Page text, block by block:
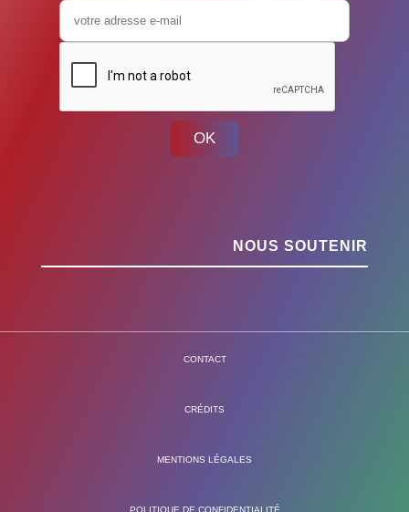
OK
NOUS SOUTENIR
CONTACT
CRÉDITS
MENTIONS LÉGALES
POLITIQUE DE CONFIDENTIALITÉ